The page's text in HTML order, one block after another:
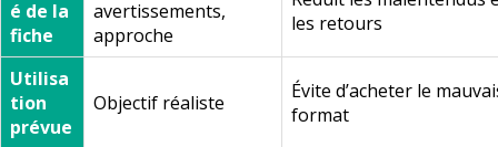
é de la
fiche
avertissements,
approche
les retours
Utilisa
tion
prévue
Objectif réaliste
Évite d’acheter le
format